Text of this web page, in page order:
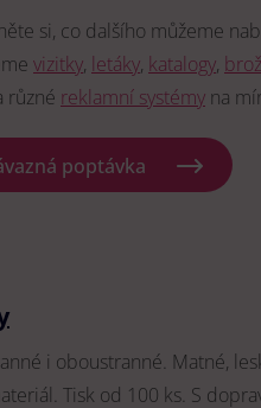
si, co dalšího můžeme
vizitky, letáky, katalogy,
různé reklamní systémy na
poptávka
i oboustranné. Matné,
Tisk od 100 ks. S